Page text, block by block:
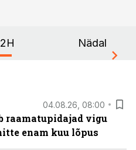
Nädal
04.08.26, 08:00
raamatupidajad vigu
enam kuu lõpus